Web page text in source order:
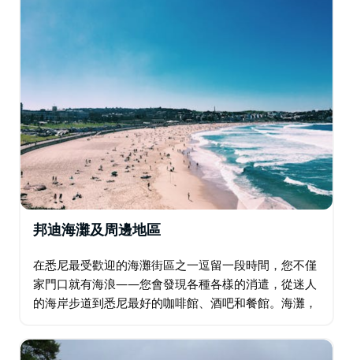
邦迪海灘及周邊地區
在悉尼最受歡迎的海灘街區之一逗留一段時間，您不僅
家門口就有海浪——您會發現各種各樣的消遣，從迷人
的海岸步道到悉尼最好的咖啡館、酒吧和餐館。海灘，
值數百萬美元的美景。